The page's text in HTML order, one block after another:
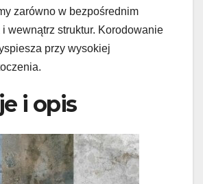
zarówno w bezpośrednim
i wewnątrz struktur. Korodowanie
przy wysokiej
i opis